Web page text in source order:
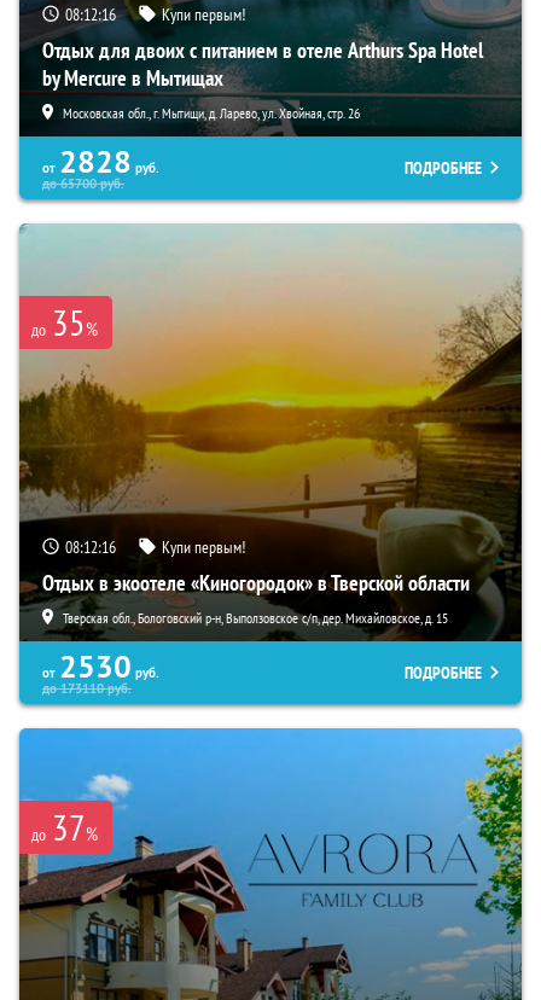
08:12:14 Купи первым!
Отдых для двоих с питанием в отеле Arthurs Spa Hotel
by Mercure в Мытищах
Московская обл., г. Мытищи, д. Ларево, ул. Хвойная, стр. 26
от 2828 руб.
до65700руб.
ПОДРОБНЕЕ
до 35%
08:12:14 Купи первым!
Отдых в экоотеле «Киногородок» в Тверской области
Тверская обл., Бологовский р-н, Выползовское с/п, дер. Михайловское, д. 15
от 2530 руб.
до173110руб.
ПОДРОБНЕЕ
до 37%